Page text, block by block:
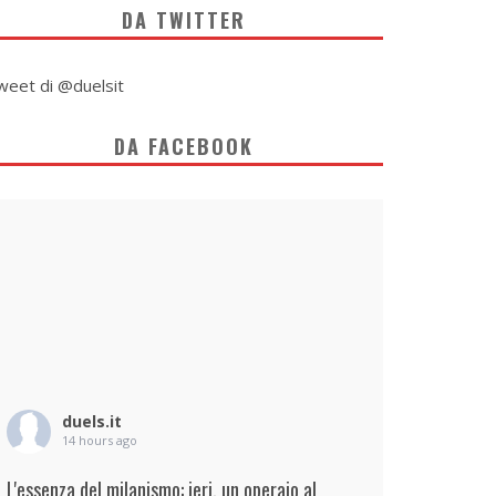
DA TWITTER
di @duelsit
DA FACEBOOK
duels.it
14 hours ago
L'essenza del milanismo: ieri, un operaio al